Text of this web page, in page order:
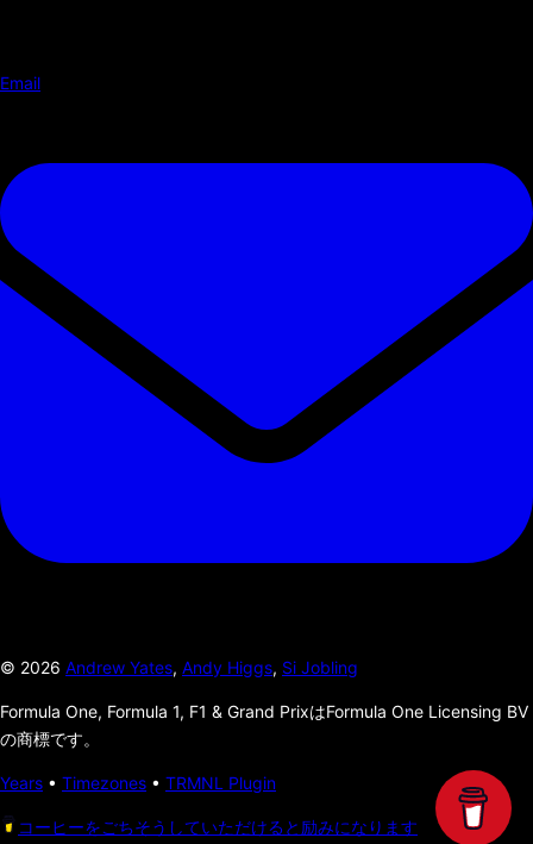
Email
© 2026 Andrew Yates, Andy Higgs, Si Jobling
Formula One, Formula 1, F1 & Grand PrixはFormula One Licensing BV
の商標です。
Years • Timezones • TRMNL Plugin
コーヒーをごちそうしていただけると励みになります